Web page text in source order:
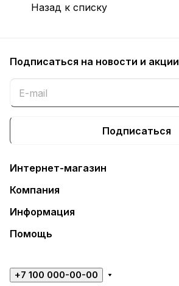
Назад к списку
Подписаться на новости и акции
Подписаться
Интернет-магазин
Компания
Информация
Помощь
+7 100 000-00-00